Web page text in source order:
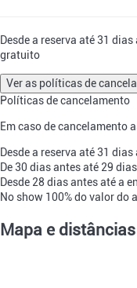
Desde a reserva até 31
gratuito
Ver as políticas de
Políticas de cancelamento
Em caso de cancelamento
Desde a reserva até 31 dias
De 30 dias antes até 29
Desde 28 dias antes até a
No show 100% do valor do
Mapa e distâncias